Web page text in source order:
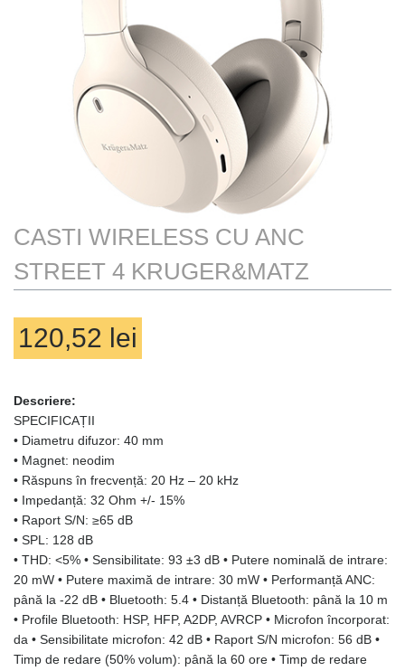
TRACK ORDER
TRANSPORT
Nu sunt produse in coș
CASTI WIRELESS CU ANC
STREET 4 KRUGER&MATZ
120,52 lei
Descriere:
SPECIFICAȚII
• Diametru difuzor: 40 mm
• Magnet: neodim
• Răspuns în frecvență: 20 Hz – 20 kHz
• Impedanță: 32 Ohm +/- 15%
• Raport S/N: ≥65 dB
• SPL: 128 dB
• THD: <5% • Sensibilitate: 93 ±3 dB • Putere nominală de intrare:
20 mW • Putere maximă de intrare: 30 mW • Performanță ANC:
până la -22 dB • Bluetooth: 5.4 • Distanță Bluetooth: până la 10 m
• Profile Bluetooth: HSP, HFP, A2DP, AVRCP • Microfon încorporat:
da • Sensibilitate microfon: 42 dB • Raport S/N microfon: 56 dB •
Timp de redare (50% volum): până la 60 ore • Timp de redare